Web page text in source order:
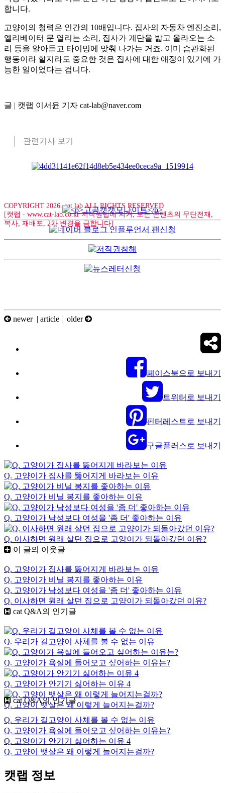
합니다.
고양이의 청력은 인간의 10배입니다. 집사의 자동차 엔진소리,
엘리베이터 문 열리는 소리, 집사가 계단을 밟고 올라오는 소
리 등을 알아듣고 타이밍에 맞춰 나가는 거죠. 이미 습관화된
행동이라 할지라도 중요한 것은 집사에 대한 애정이 있기에 가
능한 일이었다는 겁니다.
글 | 캣랩 이서윤 기자 cat-lab@naver.com
관련기사 보기
COPYRIGHT 2026. cat lab ALL RIGHTS RESERVED
[캣랩 - www.cat-lab.co.kr 저작권법에 의거, 모든 콘텐츠의 무단전재,
복사, 재배포, 2차 변경을 금합니다]
newer | article | older
페이스북으로 보내기
트위터로 보내기
핀터레스트로 보내기
구글플러스로 보내기
Q. 고양이가 집사를 뚫어지게 바라보는 이유
Q. 고양이가 비닐 봉지를 좋아하는 이유
Q. 고양이가 남성보다 여성을 '좀 더' 좋아하는 이유
Q. 이사하면 원래 살던 집으로 고양이가 되돌아갔던 이유?
이 글의 이웃글
Q. 고양이가 집사를 뚫어지게 바라보는 이유
Q. 고양이가 비닐 봉지를 좋아하는 이유
Q. 고양이가 남성보다 여성을 '좀 더' 좋아하는 이유
Q. 이사하면 원래 살던 집으로 고양이가 되돌아갔던 이유?
cat Q&A의 인기글
Q. 우리가 길고양이 사체를 볼 수 없는 이유
Q. 고양이가 욕실에 들어오고 싶어하는 이유는?
Q. 고양이가 안기기 싫어하는 이유 4
Q. 고양이 뱃살은 왜 이렇게 늘어지는걸까?
cat Q&A의 인기글
Q. 우리가 길고양이 사체를 볼 수 없는 이유
Q. 고양이가 욕실에 들어오고 싶어하는 이유는?
Q. 고양이가 안기기 싫어하는 이유 4
Q. 고양이 뱃살은 왜 이렇게 늘어지는걸까?
캣랩 정보